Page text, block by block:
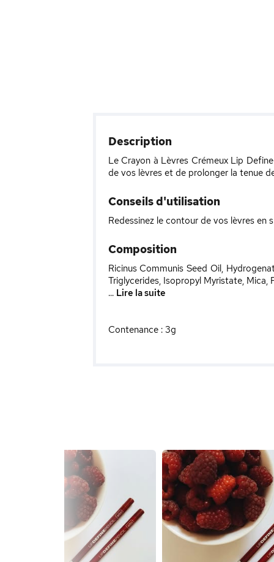
Description
Le Crayon à Lèvres Crémeux Lip
de vos lèvres et de prolonger la tenue
Conseils d'utilisation
Redessinez le contour de vos lèvres en
Composition
Ricinus Communis Seed Oil,
Triglycerides, Isopropyl Myristate, Mica,
... Lire la suite
Contenance : 3g